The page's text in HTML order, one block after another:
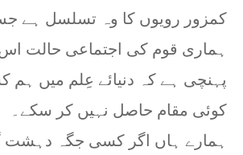
کمزور رویوں کا وہ تسلسل ہے
ہماری قوم کی اجتماعی حالت اس
پہنچی ہے کہ دنیائے عِلم میں ہم
کوئی مقام حاصل نہیں کر سکے۔
ہمارے ہاں اگر کسی جگہ دہشت